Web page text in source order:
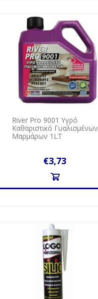
River Pro 9001 Υγρό
Καθαριστικό Γυαλισμένων
Μαρμάρων 1LT
€3,73